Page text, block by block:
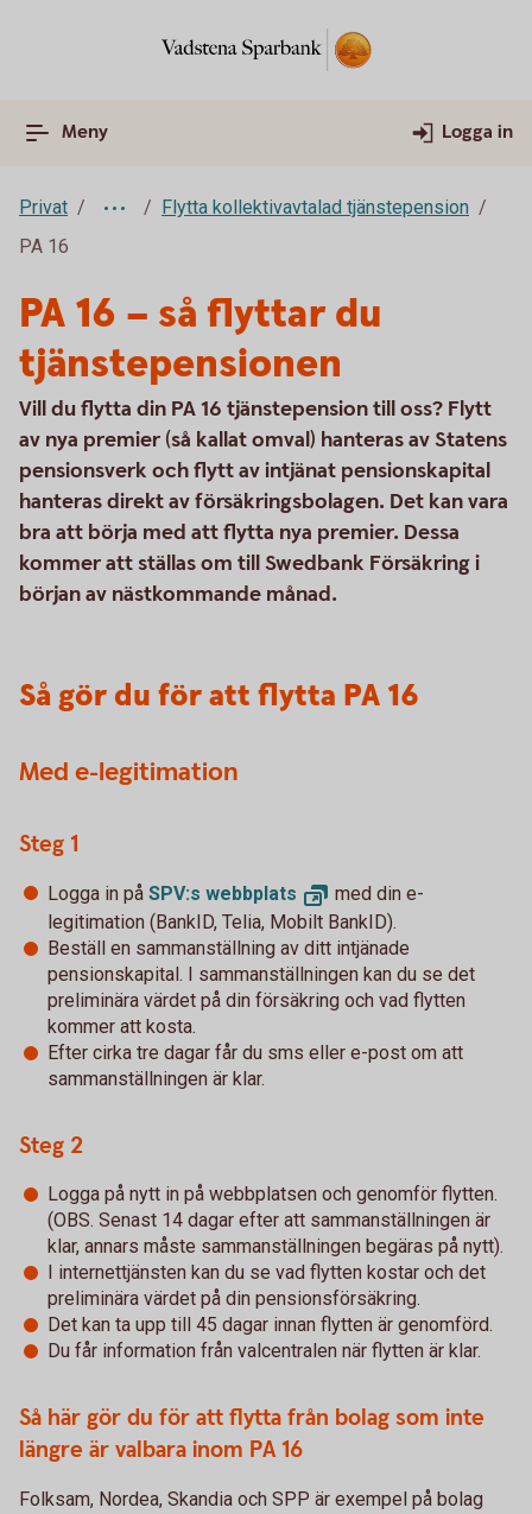
Meny Logga in
Privat
Flytta kollektivavtalad tjänstepension
PA 16
PA 16 – så flyttar du
tjänstepensionen
Vill du flytta din PA 16 tjänstepension till oss? Flytt
av nya premier (så kallat omval) hanteras av Statens
pensionsverk och flytt av intjänat pensionskapital
hanteras direkt av försäkringsbolagen. Det kan vara
bra att börja med att flytta nya premier. Dessa
kommer att ställas om till Swedbank Försäkring i
början av nästkommande månad.
Så gör du för att flytta PA 16
Med e-legitimation
Steg 1
Logga in på SPV:s webbplats
med din e-
legitimation (BankID, Telia, Mobilt BankID).
Beställ en sammanställning av ditt intjänade
pensionskapital. I sammanställningen kan du se det
preliminära värdet på din försäkring och vad flytten
kommer att kosta.
Efter cirka tre dagar får du sms eller e-post om att
sammanställningen är klar.
Steg 2
Logga på nytt in på webbplatsen och genomför flytten.
(OBS. Senast 14 dagar efter att sammanställningen är
klar, annars måste sammanställningen begäras på nytt).
I internettjänsten kan du se vad flytten kostar och det
preliminära värdet på din pensionsförsäkring.
Det kan ta upp till 45 dagar innan flytten är genomförd.
Du får information från valcentralen när flytten är klar.
Så här gör du för att flytta från bolag som inte
längre är valbara inom PA 16
Folksam, Nordea, Skandia och SPP är exempel på bolag